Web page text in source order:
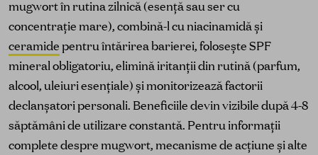
mugwort în rutina zilnică (esență sau ser cu
concentrație mare), combină-l cu niacinamidă și
ceramide pentru întărirea barierei, folosește SPF
mineral obligatoriu, elimină iritanții din rutină (parfum,
alcool, uleiuri esențiale) și monitorizează factorii
declanșatori personali. Beneficiile devin vizibile după 4-8
săptămâni de utilizare constantă. Pentru informații
complete despre mugwort, mecanisme de acțiune și alte